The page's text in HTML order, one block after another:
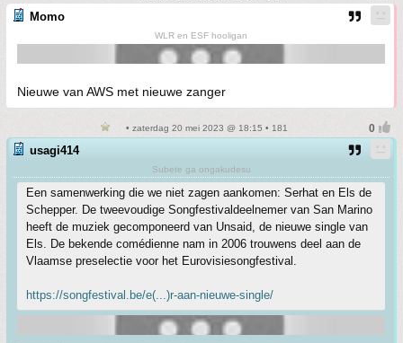
Momo
WLR en ESF hooligan
Nieuwe van AWS met nieuwe zanger
• zaterdag 20 mei 2023 @ 18:15 • 181
usagi414
Subete ga ongakudesu
Een samenwerking die we niet zagen aankomen: Serhat en Els de
Schepper. De tweevoudige Songfestivaldeelnemer van San Marino
heeft de muziek gecomponeerd van Unsaid, de nieuwe single van
Els. De bekende comédienne nam in 2006 trouwens deel aan de
Vlaamse preselectie voor het Eurovisiesongfestival.
https://songfestival.be/e(...)r-aan-nieuwe-single/